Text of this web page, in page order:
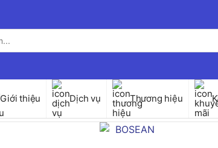
Giới thiệu Dịch vụ Thương hiệu